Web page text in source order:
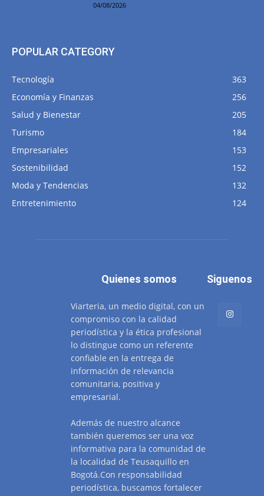
04/08/2026
POPULAR CATEGORY
Tecnología
363
Economía y Finanzas
256
Salud y Bienestar
205
Turismo
184
Empresariales
153
Sostenibilidad
152
Moda y Tendencias
132
Entretenimiento
124
Quienes somos
Viarteria, un medio digital, con un
compromiso con la calidad
periodística y la ética profesional
lo distingue como un referente
confiable en la entrega de
información de relevancia
comunitaria, positiva y
empresarial.
Además de nuestro alcance
también queremos ser una voz
informativa para la comunidad de
la localidad de Teusaquillo en
Bogotá.Con responsabilidad
periodística, buscamos fortalecer
Siguenos